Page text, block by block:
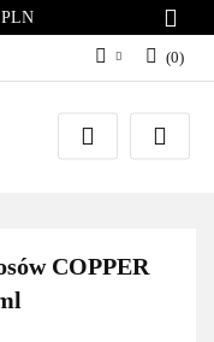
PLN
Zaloguj się
Załóż konto
(0)
COPPER